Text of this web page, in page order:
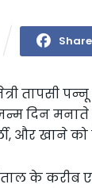
तापसी
दिन मनाते
और खाने को
के करीब